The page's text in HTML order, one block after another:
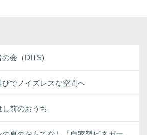
の会（DITS)
びでノイズレスな空間へ
し前のおうち